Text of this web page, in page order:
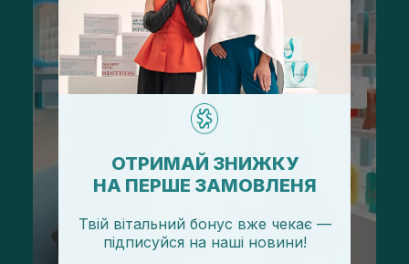
ОТРИМАЙ ЗНИЖКУ
НА ПЕРШЕ ЗАМОВЛЕНЯ
Твій вітальний бонус вже чекає —
підписуйся на наші новини!